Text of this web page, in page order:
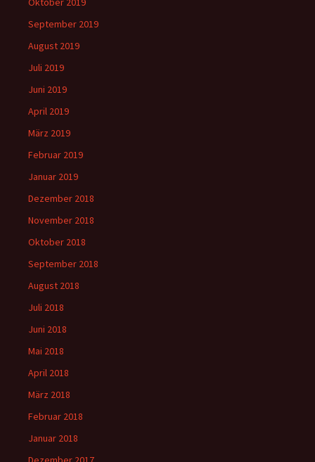
September 2019
August 2019
Juli 2019
Juni 2019
April 2019
März 2019
Februar 2019
Januar 2019
Dezember 2018
November 2018
Oktober 2018
September 2018
August 2018
Juli 2018
Juni 2018
Mai 2018
April 2018
März 2018
Februar 2018
Januar 2018